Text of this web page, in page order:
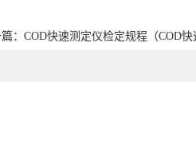
： COD快速测定仪检定规程（COD快